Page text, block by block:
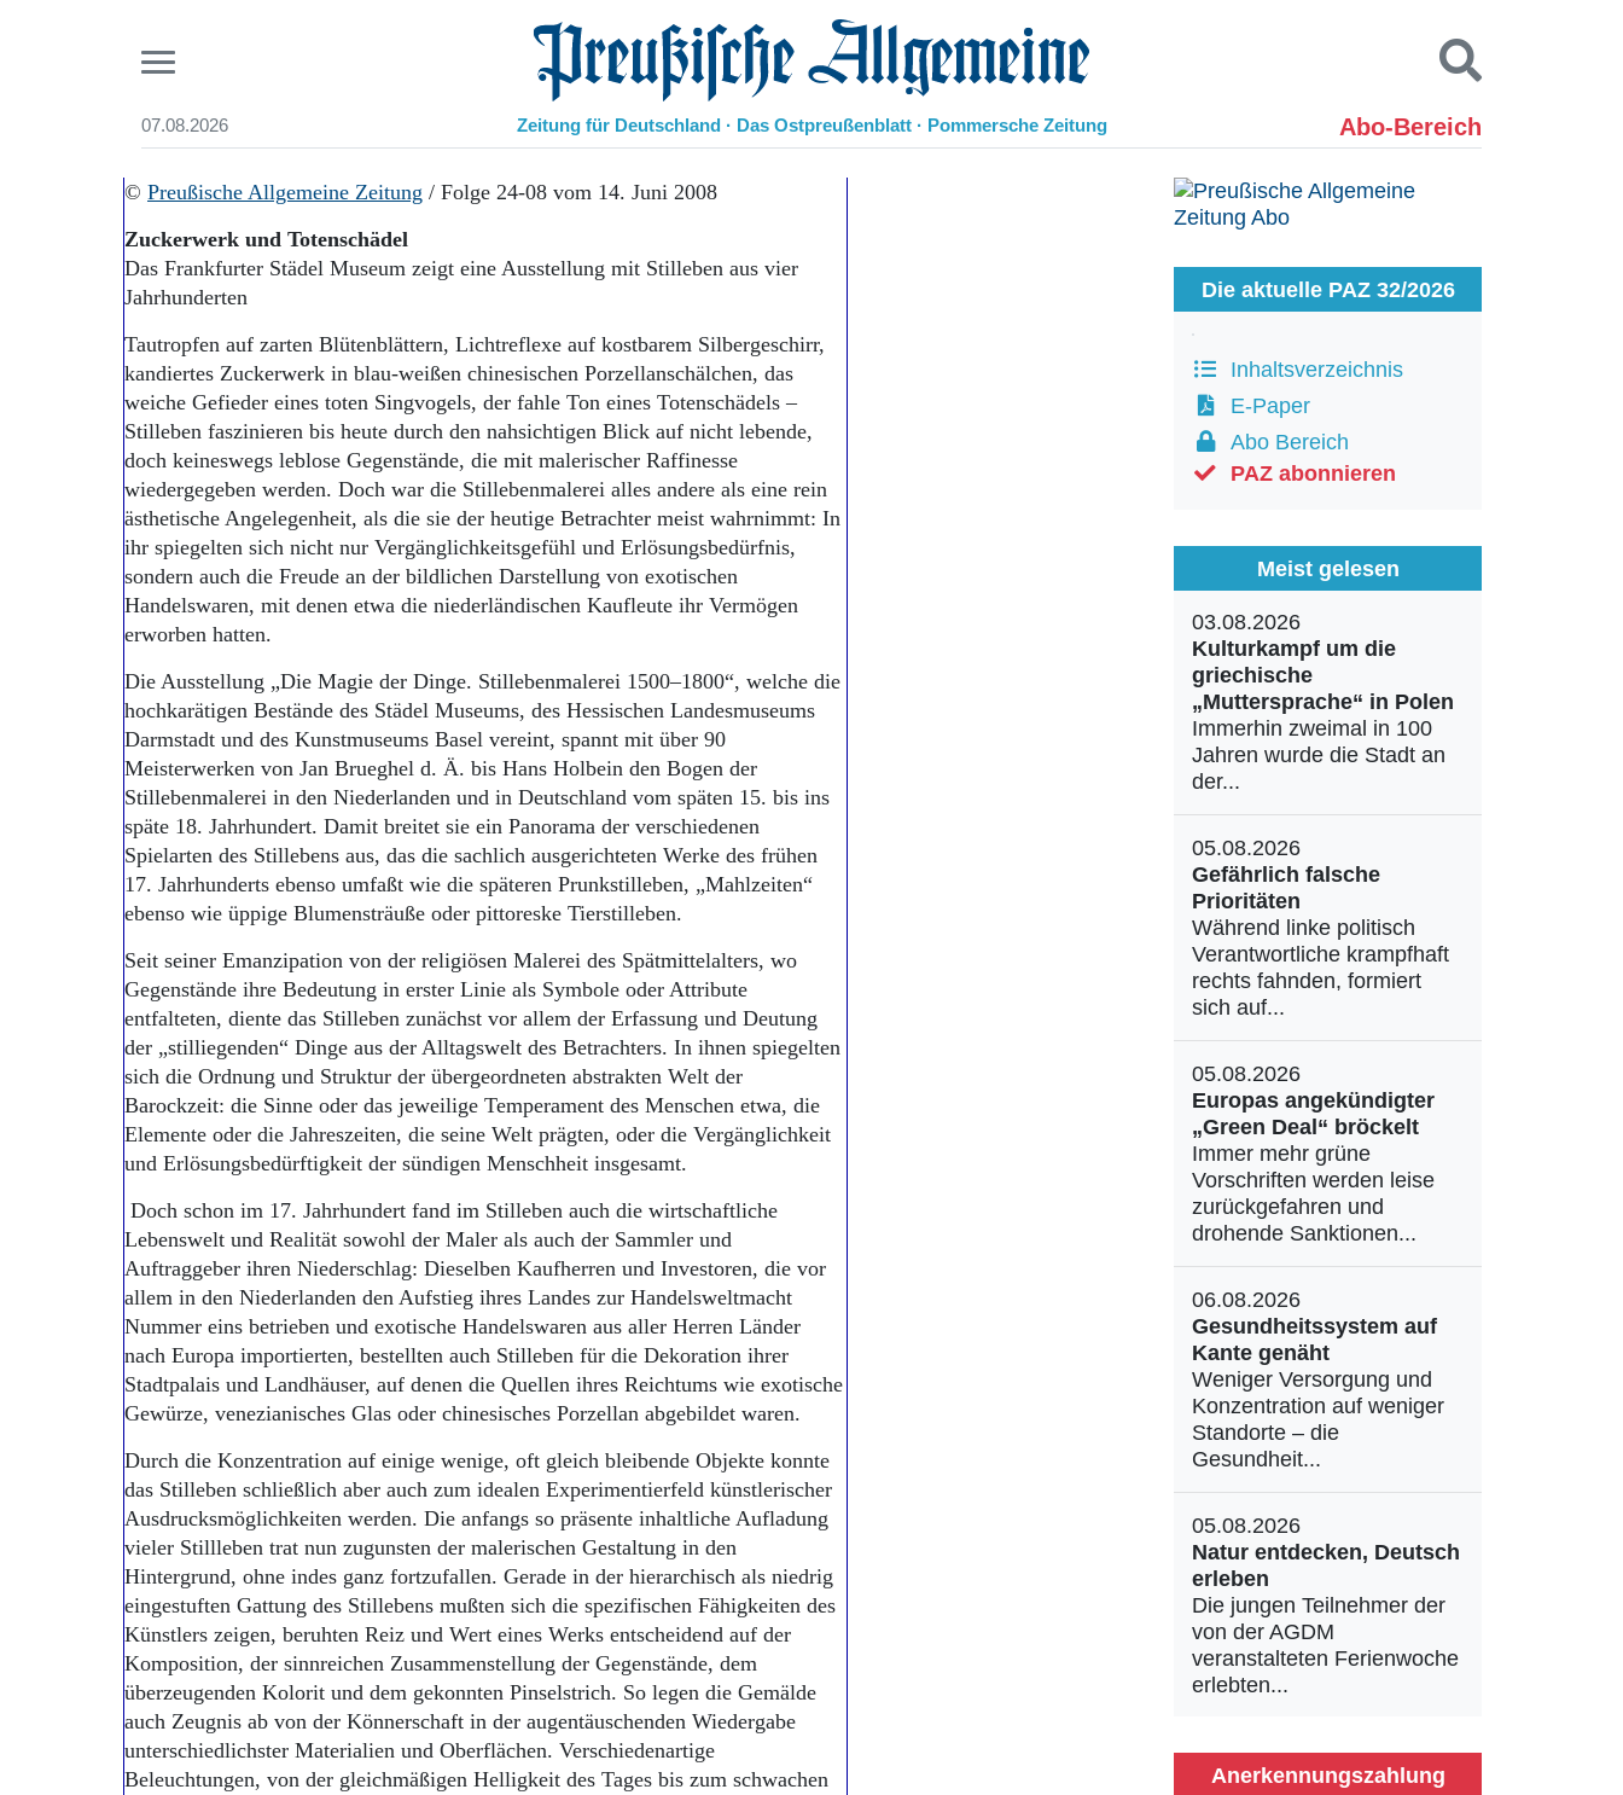
07.08.2026 Preußische Allgemeine Zeitung
Zeitung für Deutschland · Das Ostpreußenblatt · Pommersche Zeitung Abo-Bereich
Start
Aktuelle Ausgabe
Abonnenten-Login
Abonnent werden
Archiv
Mediadaten
Panorama
Geschichte
Ostpreußen
Pommern
Berlin-Brandenburg
Danzig und Westpreußen
Bücher
Kontakt
Suchen und finden
© Preußische Allgemeine Zeitung / Folge 24-08 vom 14. Juni 2008
Zuckerwerk und Totenschädel
Das Frankfurter Städel Museum zeigt eine Ausstellung mit Stilleben aus vier
Jahrhunderten
Tautropfen auf zarten Blütenblättern, Lichtreflexe auf kostbarem Silbergeschirr,
kandiertes Zuckerwerk in blau-weißen chinesischen Porzellanschälchen, das
weiche Gefieder eines toten Singvogels, der fahle Ton eines Totenschädels –
Stilleben faszinieren bis heute durch den nahsichtigen Blick auf nicht lebende,
doch keineswegs leblose Gegenstände, die mit malerischer Raffinesse
wiedergegeben werden. Doch war die Stillebenmalerei alles andere als eine rein
ästhetische Angelegenheit, als die sie der heutige Betrachter meist wahrnimmt: In
ihr spiegelten sich nicht nur Vergänglichkeitsgefühl und Erlösungsbedürfnis,
sondern auch die Freude an der bildlichen Darstellung von exotischen
Handelswaren, mit denen etwa die niederländischen Kaufleute ihr Vermögen
erworben hatten.
Die Ausstellung „Die Magie der Dinge. Stillebenmalerei 1500–1800“, welche die
hochkarätigen Bestände des Städel Museums, des Hessischen Landesmuseums
Darmstadt und des Kunstmuseums Basel vereint, spannt mit über 90
Meisterwerken von Jan Brueghel d. Ä. bis Hans Holbein den Bogen der
Stillebenmalerei in den Niederlanden und in Deutschland vom späten 15. bis ins
späte 18. Jahrhundert. Damit breitet sie ein Panorama der verschiedenen
Spielarten des Stillebens aus, das die sachlich ausgerichteten Werke des frühen
17. Jahrhunderts ebenso umfaßt wie die späteren Prunkstilleben, „Mahlzeiten“
ebenso wie üppige Blumensträuße oder pittoreske Tierstilleben.
Seit seiner Emanzipation von der religiösen Malerei des Spätmittelalters, wo
Gegenstände ihre Bedeutung in erster Linie als Symbole oder Attribute
entfalteten, diente das Stilleben zunächst vor allem der Erfassung und Deutung
der „stilliegenden“ Dinge aus der Alltagswelt des Betrachters. In ihnen spiegelten
sich die Ordnung und Struktur der übergeordneten abstrakten Welt der
Barockzeit: die Sinne oder das jeweilige Temperament des Menschen etwa, die
Elemente oder die Jahreszeiten, die seine Welt prägten, oder die Vergänglichkeit
und Erlösungsbedürftigkeit der sündigen Menschheit insgesamt.
Doch schon im 17. Jahrhundert fand im Stilleben auch die wirtschaftliche
Lebenswelt und Realität sowohl der Maler als auch der Sammler und
Auftraggeber ihren Niederschlag: Dieselben Kaufherren und Investoren, die vor
allem in den Niederlanden den Aufstieg ihres Landes zur Handelsweltmacht
Nummer eins betrieben und exotische Handelswaren aus aller Herren Länder
nach Europa importierten, bestellten auch Stilleben für die Dekoration ihrer
Stadtpalais und Landhäuser, auf denen die Quellen ihres Reichtums wie exotische
Gewürze, venezianisches Glas oder chinesisches Porzellan abgebildet waren.
Durch die Konzentration auf einige wenige, oft gleich bleibende Objekte konnte
das Stilleben schließlich aber auch zum idealen Experimentierfeld künstlerischer
Ausdrucksmöglichkeiten werden. Die anfangs so präsente inhaltliche Aufladung
vieler Stillleben trat nun zugunsten der malerischen Gestaltung in den
Hintergrund, ohne indes ganz fortzufallen. Gerade in der hierarchisch als niedrig
eingestuften Gattung des Stillebens mußten sich die spezifischen Fähigkeiten des
Künstlers zeigen, beruhten Reiz und Wert eines Werks entscheidend auf der
Komposition, der sinnreichen Zusammenstellung der Gegenstände, dem
überzeugenden Kolorit und dem gekonnten Pinselstrich. So legen die Gemälde
auch Zeugnis ab von der Könnerschaft in der augentäuschenden Wiedergabe
unterschiedlichster Materialien und Oberflächen. Verschiedenartige
Beleuchtungen, von der gleichmäßigen Helligkeit des Tages bis zum schwachen
Die aktuelle PAZ 32/2026
Inhaltsverzeichnis
E-Paper
Abo Bereich
PAZ abonnieren
Meist gelesen
03.08.2026
Kulturkampf um die
griechische
„Muttersprache“ in Polen
Immerhin zweimal in 100
Jahren wurde die Stadt an
der...
05.08.2026
Gefährlich falsche
Prioritäten
Während linke politisch
Verantwortliche krampfhaft
rechts fahnden, formiert
sich auf...
05.08.2026
Europas angekündigter
„Green Deal“ bröckelt
Immer mehr grüne
Vorschriften werden leise
zurückgefahren und
drohende Sanktionen...
06.08.2026
Gesundheitssystem auf
Kante genäht
Weniger Versorgung und
Konzentration auf weniger
Standorte – die
Gesundheit...
05.08.2026
Natur entdecken, Deutsch
erleben
Die jungen Teilnehmer der
von der AGDM
veranstalteten Ferienwoche
erlebten...
Anerkennungszahlung